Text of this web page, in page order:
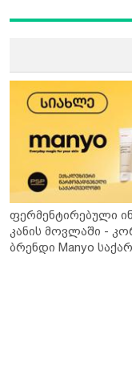
ფერმენტირებული
კანის მოვლაში -
ბრენდი Manyo